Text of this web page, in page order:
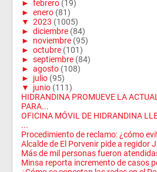
► febrero (19)
► enero (81)
▼ 2023 (1005)
► diciembre (84)
► noviembre (95)
► octubre (101)
► septiembre (84)
► agosto (108)
► julio (95)
▼
junio (111)
HIDRANDINA PROMUEVE LA
PARA...
OFICINA MÓVIL DE HIDRANDINA
...
Procedimiento de reclamo: ¿cómo
Alcalde de El Porvenir pide a regidor
Más de mil personas fueron
Minsa reporta incremento de casos